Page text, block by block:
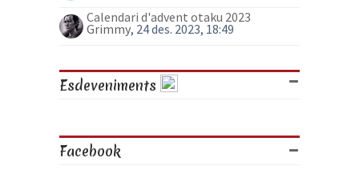
Calendari d'advent otaku 2023
Grimmy, 24 des. 2023, 18:49
Esdeveniments
Facebook